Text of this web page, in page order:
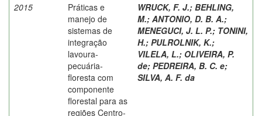
2015
Práticas e
manejo de
sistemas de
integração
lavoura-
pecuária-
floresta com
componente
florestal para as
regiões Centro-
WRUCK, F. J.; BEHLING,
M.; ANTONIO, D. B. A.;
MENEGUCI, J. L. P.; TONINI,
H.; PULROLNIK, K.;
VILELA, L.; OLIVEIRA, P.
de; PEDREIRA, B. C. e;
SILVA, A. F. da